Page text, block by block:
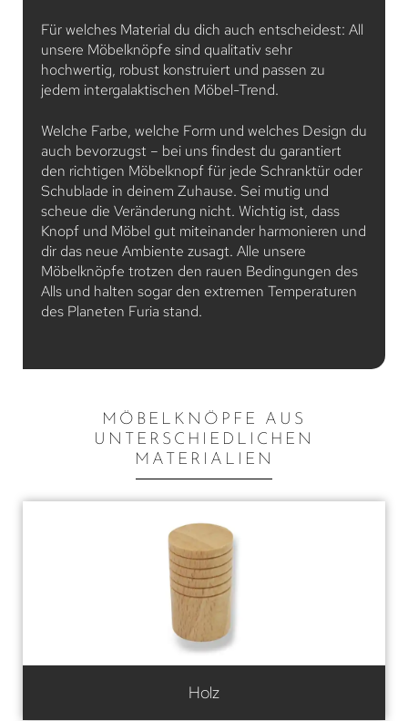
Für welches Material du dich auch entscheidest: All
unsere Möbelknöpfe sind qualitativ sehr
hochwertig, robust konstruiert und passen zu
jedem intergalaktischen Möbel-Trend.
Welche Farbe, welche Form und welches Design du
auch bevorzugst – bei uns findest du garantiert
den richtigen Möbelknopf für jede Schranktür oder
Schublade in deinem Zuhause. Sei mutig und
scheue die Veränderung nicht. Wichtig ist, dass
Knopf und Möbel gut miteinander harmonieren und
dir das neue Ambiente zusagt. Alle unsere
Möbelknöpfe trotzen den rauen Bedingungen des
Alls und halten sogar den extremen Temperaturen
des Planeten Furia stand.
MÖBELKNÖPFE AUS
UNTERSCHIEDLICHEN
MATERIALIEN
Holz